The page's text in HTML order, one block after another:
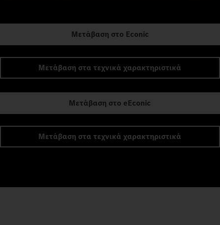
Μετάβαση στο Econic
Μετάβαση στα τεχνικά χαρακτηριστικά
Μετάβαση στο eEconic
Μετάβαση στα τεχνικά χαρακτηριστικά